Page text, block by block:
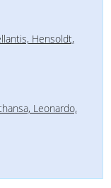
Hensoldt,
Leonardo,